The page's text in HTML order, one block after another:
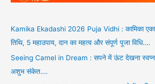
Kamika Ekadashi 2026 Puja Vidhi : कामिका
तिथि, 5 महाउपाय, दान का महत्व और संपूर्ण पूजा विधि….
Seeing Camel in Dream : सपने में ऊंट देखना
अशुभ संकेत….